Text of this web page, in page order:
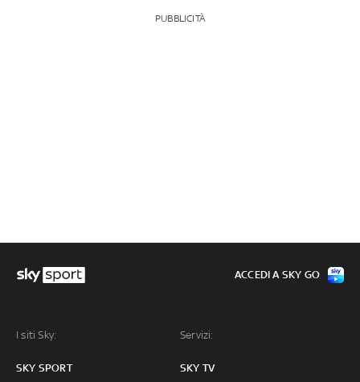
PUBBLICITÀ
I siti Sky:
SKY SPORT
Servizi:
SKY TV
ACCEDI A SKY GO